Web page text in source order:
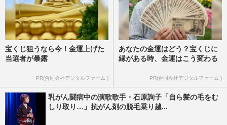
宝くじ狙うなら今！金運上げた
当選者が暴露
PR(合同会社デジタルファーム )
あなたの金運はどう？宝くじに
縁がある時、金運はこう変わる
PR(合同会社デジタルファーム )
乳がん闘病中の演歌歌手・石原詢子「自ら髪の毛をむ
しり取り…」抗がん剤の脱毛乗り越...